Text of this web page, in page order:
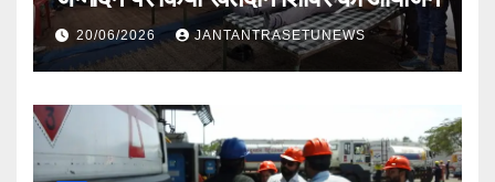
20/06/2026 JANTANTRASETUNEWS